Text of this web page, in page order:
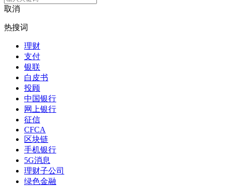
取消
热搜词
理财
支付
银联
白皮书
投顾
中国银行
网上银行
征信
CFCA
区块链
手机银行
5G消息
理财子公司
绿色金融